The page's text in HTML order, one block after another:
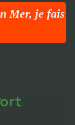
Mer, je fais